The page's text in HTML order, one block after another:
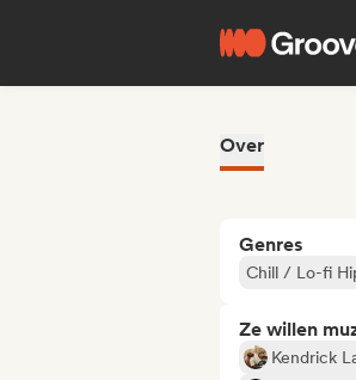
Over
Genres
Chill / Lo-fi
Ze willen
Kendrick